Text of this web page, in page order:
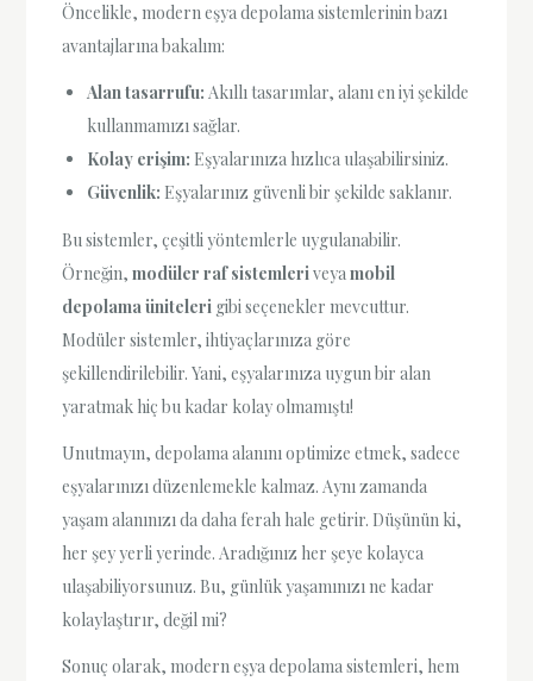
Öncelikle, modern eşya depolama sistemlerinin bazı
avantajlarına bakalım:
Alan tasarrufu: Akıllı tasarımlar, alanı en iyi şekilde
kullanmamızı sağlar.
Kolay erişim: Eşyalarınıza hızlıca ulaşabilirsiniz.
Güvenlik: Eşyalarınız güvenli bir şekilde saklanır.
Bu sistemler, çeşitli yöntemlerle uygulanabilir.
Örneğin,modüler raf sistemleri veyamobil
depolama üniteleri gibi seçenekler mevcuttur.
Modüler sistemler, ihtiyaçlarınıza göre
şekillendirilebilir. Yani, eşyalarınıza uygun bir alan
yaratmak hiç bu kadar kolay olmamıştı!
Unutmayın, depolama alanını optimize etmek, sadece
eşyalarınızı düzenlemekle kalmaz. Aynı zamanda
yaşam alanınızı da daha ferah hale getirir. Düşünün ki,
her şey yerli yerinde. Aradığınız her şeye kolayca
ulaşabiliyorsunuz. Bu, günlük yaşamınızı ne kadar
kolaylaştırır, değil mi?
Sonuç olarak, modern eşya depolama sistemleri, hem